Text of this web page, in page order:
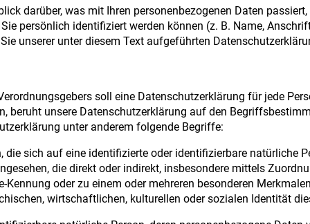
darüber, was mit Ihren personenbezogenen Daten
persönlich identifiziert werden können (z. B. Name,
unserer unter diesem Text aufgeführten
soll eine Datenschutzerklärung für jede
beruht unsere Datenschutzerklärung auf den
unter anderem folgende Begriffe:
sich auf eine identifizierte oder identifizierbare natürliche
die direkt oder indirekt, insbesondere mittels
Kennung oder zu einem oder mehreren besonderen
wirtschaftlichen, kulturellen oder sozialen Identität